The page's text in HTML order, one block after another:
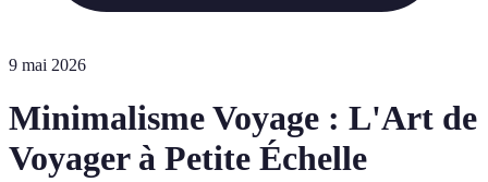
9 mai 2026
Minimalisme Voyage : L'Art de
Voyager à Petite Échelle